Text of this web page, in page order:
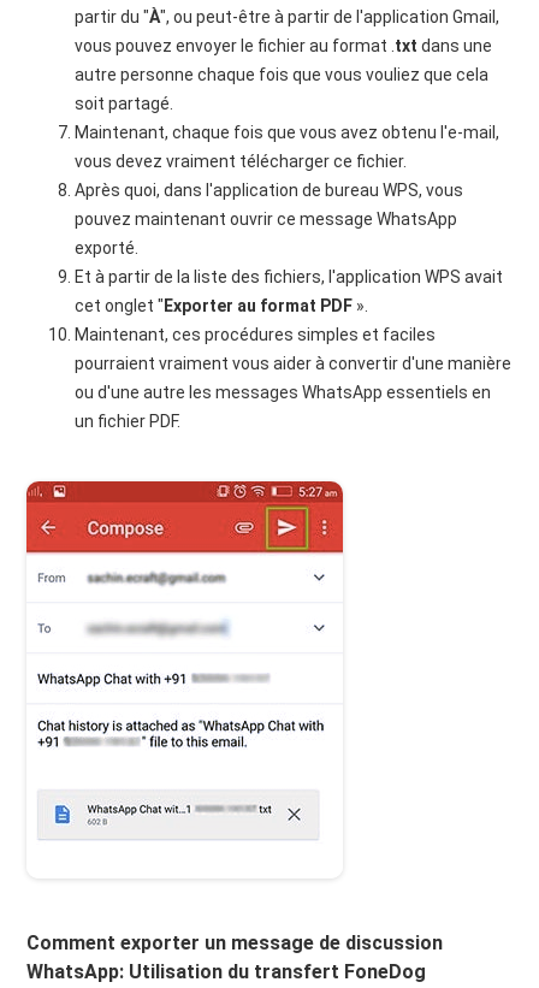
partir du "À", ou peut-être à partir de l'application Gmail,
vous pouvez envoyer le fichier au format . txtdans une
autre personne chaque fois que vous vouliez que cela
soit partagé.
Maintenant, chaque fois que vous avez obtenu l'e-mail,
vous devez vraiment télécharger ce fichier.
Après quoi, dans l'application de bureau WPS, vous
pouvez maintenant ouvrir ce message WhatsApp
exporté.
Et à partir de la liste des fichiers, l'application WPS avait
cet onglet " Exporter au format PDF ».
Maintenant, ces procédures simples et faciles
pourraient vraiment vous aider à convertir d'une manière
ou d'une autre les messages WhatsApp essentiels en
un fichier PDF.
Comment exporter un message de discussion
WhatsApp: Utilisation du transfert FoneDog